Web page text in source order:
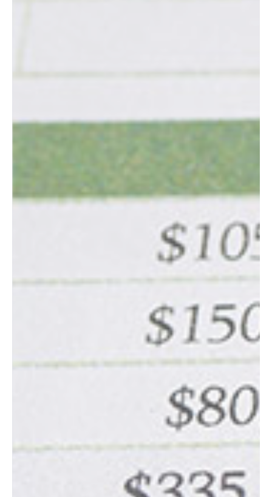
Exceltabellen haben ihre Berechtigung und
Berichte im XSLX Format sind oft sehr vielfältig,
fehleranfällig und ab einer bestimmten Größe
und Vielzahl wird es schwierig, den Überblick zu
behalten.